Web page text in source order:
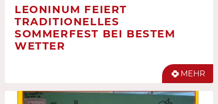
LEONINUM FEIERT
TRADITIONELLES
SOMMERFEST BEI BESTEM
WETTER
MEHR